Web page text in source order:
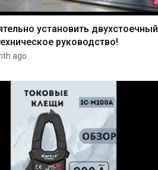
установить двухстоечный
руководство!
ago